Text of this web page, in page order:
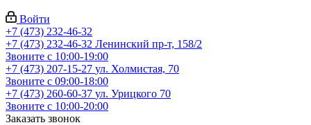
Войти
+7 (473) 232-46-32
+7 (473) 232-46-32 Ленинский пр-т, 158/2
Звоните с 10:00-19:00
+7 (473) 207-15-27 ул. Холмистая, 70
Звоните с 09:00-18:00
+7 (473) 260-60-37 ул. Урицкого 70
Звоните с 10:00-20:00
Заказать звонок